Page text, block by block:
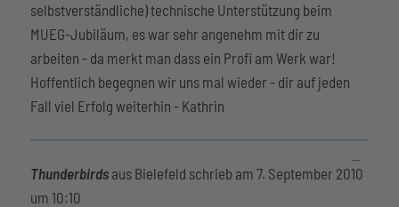
selbstverständliche) technische Unterstützung beim
MUEG-Jubiläum, es war sehr angenehm mit dir zu
arbeiten - da merkt man dass ein Profi am Werk war!
Hoffentlich begegnen wir uns mal wieder - dir auf jeden
Fall viel Erfolg weiterhin - Kathrin
Thunderbirds aus Bielefeld schrieb am 7. September 2010
um 10:10
Metabox
ein-/